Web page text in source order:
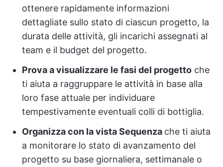
ottenere rapidamente informazioni
dettagliate sullo stato di ciascun progetto, la
durata delle attività, gli incarichi assegnati al
team e il budget del progetto.
Prova a visualizzare le fasi del progetto che
ti aiuta a raggruppare le attività in base alla
loro fase attuale per individuare
tempestivamente eventuali colli di bottiglia.
Organizza con la vista Sequenza che ti aiuta
a monitorare lo stato di avanzamento del
progetto su base giornaliera, settimanale o